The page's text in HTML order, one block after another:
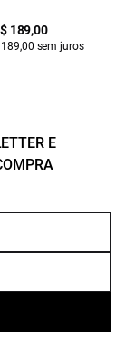
189,00
189,00 sem juros
E